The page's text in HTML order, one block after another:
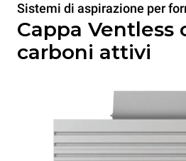
Sistemi di aspirazione per
Cappa Ventless
carboni attivi